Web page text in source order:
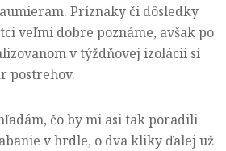
Príznaky či dôsledky
veľmi dobre poznáme, avšak po
v týždňovej izolácii si
postrehov.
čo by mi asi tak poradili
v hrdle, o dva kliky ďalej už